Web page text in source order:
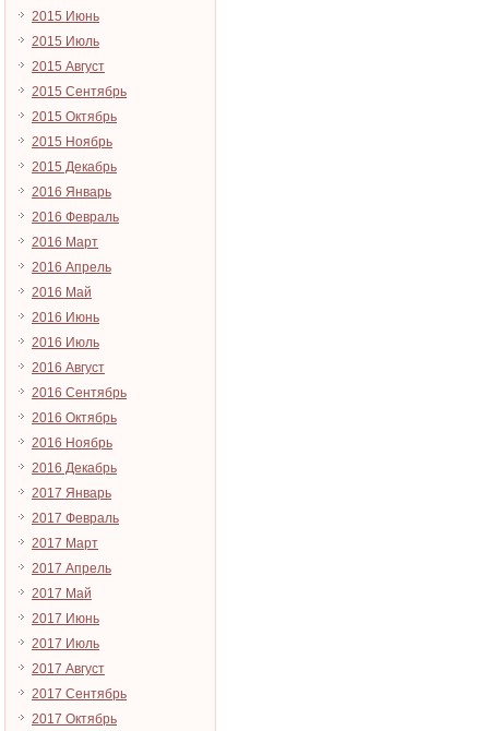
2015 Июнь
2015 Июль
2015 Август
2015 Сентябрь
2015 Октябрь
2015 Ноябрь
2015 Декабрь
2016 Январь
2016 Февраль
2016 Март
2016 Апрель
2016 Май
2016 Июнь
2016 Июль
2016 Август
2016 Сентябрь
2016 Октябрь
2016 Ноябрь
2016 Декабрь
2017 Январь
2017 Февраль
2017 Март
2017 Апрель
2017 Май
2017 Июнь
2017 Июль
2017 Август
2017 Сентябрь
2017 Октябрь